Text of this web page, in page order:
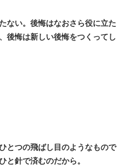
ない。後悔はなおさら役に立た
後悔は新しい後悔をつくってし
とつの飛ばし目のようなもので
と針で済むのだから。